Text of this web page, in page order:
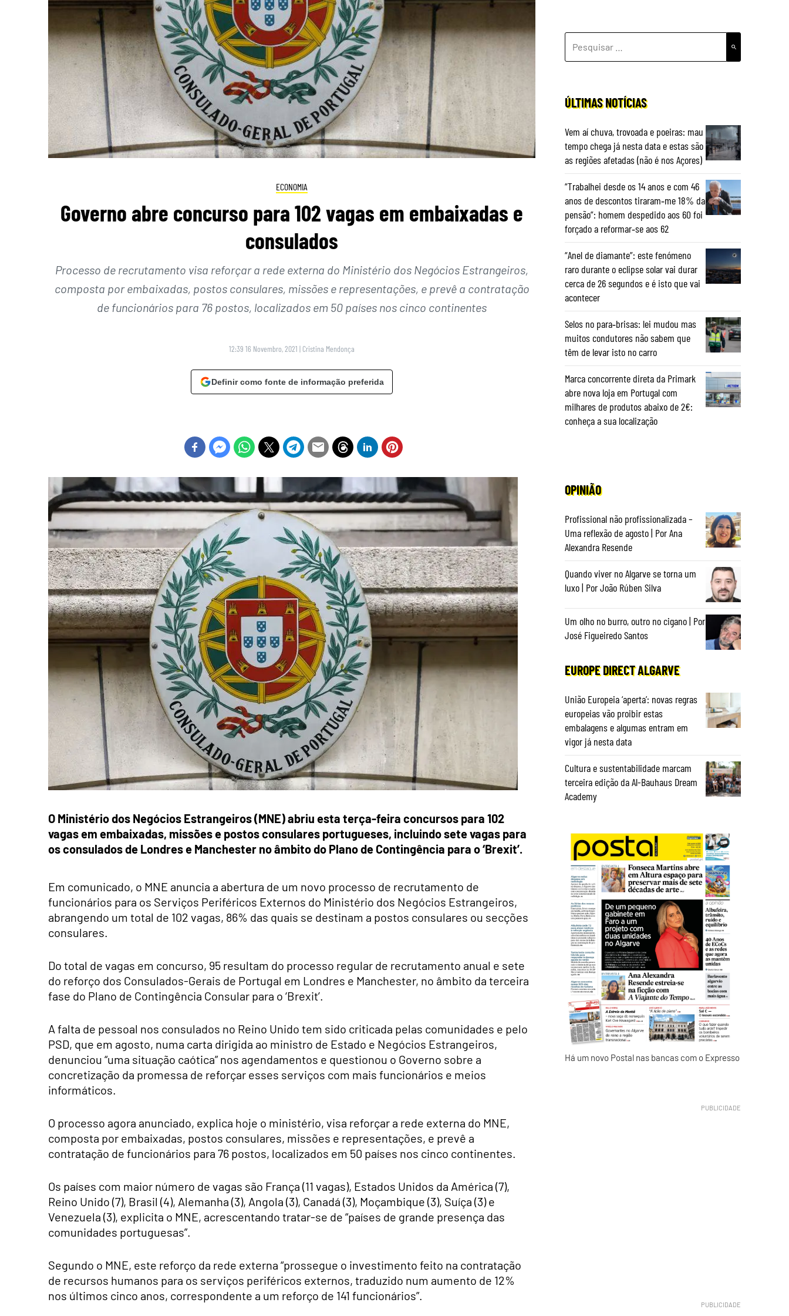
ECONOMIA
Governo abre concurso para 102 vagas em embaixadas e
consulados
Processo de recrutamento visa reforçar a rede externa do Ministério dos Negócios Estrangeiros,
composta por embaixadas, postos consulares, missões e representações, e prevê a contratação
de funcionários para 76 postos, localizados em 50 países nos cinco continentes
12:39 16 Novembro, 2021 | Cristina Mendonça
Definir como fonte de informação preferida
O Ministério dos Negócios Estrangeiros (MNE) abriu esta terça-feira concursos para 102
vagas em embaixadas, missões e postos consulares portugueses, incluindo sete vagas para
os consulados de Londres e Manchester no âmbito do Plano de Contingência para o ‘Brexit’.
Em comunicado, o MNE anuncia a abertura de um novo processo de recrutamento de
funcionários para os Serviços Periféricos Externos do Ministério dos Negócios Estrangeiros,
abrangendo um total de 102 vagas, 86% das quais se destinam a postos consulares ou secções
consulares.
Do total de vagas em concurso, 95 resultam do processo regular de recrutamento anual e sete
do reforço dos Consulados-Gerais de Portugal em Londres e Manchester, no âmbito da terceira
fase do Plano de Contingência Consular para o ‘Brexit’.
A falta de pessoal nos consulados no Reino Unido tem sido criticada pelas comunidades e pelo
PSD, que em agosto, numa carta dirigida ao ministro de Estado e Negócios Estrangeiros,
denunciou “uma situação caótica” nos agendamentos e questionou o Governo sobre a
concretização da promessa de reforçar esses serviços com mais funcionários e meios
informáticos.
O processo agora anunciado, explica hoje o ministério, visa reforçar a rede externa do MNE,
composta por embaixadas, postos consulares, missões e representações, e prevê a
contratação de funcionários para 76 postos, localizados em 50 países nos cinco continentes.
Os países com maior número de vagas são França (11 vagas), Estados Unidos da América (7),
Reino Unido (7), Brasil (4), Alemanha (3), Angola (3), Canadá (3), Moçambique (3), Suíça (3) e
Venezuela (3), explicita o MNE, acrescentando tratar-se de “países de grande presença das
comunidades portuguesas”.
Segundo o MNE, este reforço da rede externa “prossegue o investimento feito na contratação
de recursos humanos para os serviços periféricos externos, traduzido num aumento de 12%
nos últimos cinco anos, correspondente a um reforço de 141 funcionários”.
POR:
ÚLTIMAS NOTÍCIAS
Vem aí chuva, trovoada e poeiras: mau
tempo chega já nesta data e estas são
as regiões afetadas (não é nos Açores)
“Trabalhei desde os 14 anos e com 46
anos de descontos tiraram‑me 18% da
pensão”: homem despedido aos 60 foi
forçado a reformar‑se aos 62
“Anel de diamante”: este fenómeno
raro durante o eclipse solar vai durar
cerca de 26 segundos e é isto que vai
acontecer
Selos no para‑brisas: lei mudou mas
muitos condutores não sabem que
têm de levar isto no carro
Marca concorrente direta da Primark
abre nova loja em Portugal com
milhares de produtos abaixo de 2€:
conheça a sua localização
OPINIÃO
Profissional não profissionalizada –
Uma reflexão de agosto | Por Ana
Alexandra Resende
Quando viver no Algarve se torna um
luxo | Por João Rúben Silva
Um olho no burro, outro no cigano | Por
José Figueiredo Santos
EUROPE DIRECT ALGARVE
União Europeia ‘aperta’: novas regras
europeias vão proibir estas
embalagens e algumas entram em
vigor já nesta data
Cultura e sustentabilidade marcam
terceira edição da Al-Bauhaus Dream
Academy
Há um novo Postal nas bancas com o Expresso